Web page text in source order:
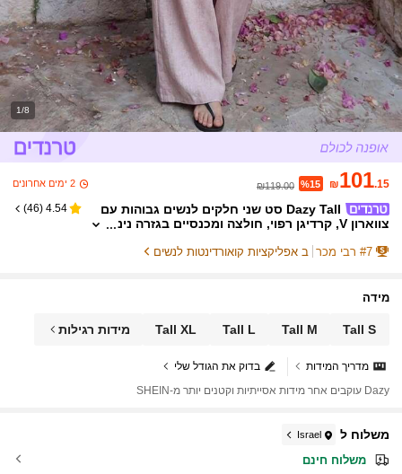
1/8
₪101.15
%15
₪119.00 2 ימים אחרונים
Dazy Tall סט שני חלקים לנשים גבוהות עם
צווארון V, קרדיגן רפוי, חולצה ומכנסיים בגזרה נינ
4.54
(
46
)
#7 רבי מכר ב אפליקציות קואורדינטות לנשים
מידה
Tall S
Tall M
Tall L
Tall XL מידות רגילות
בדוק את הגודל שלי
מדריך המידות
Dazy עוקבים אחר מידות אסייתיות וקטנים יותר מ-SHEIN
משלוח ל Israel
משלוח חינם